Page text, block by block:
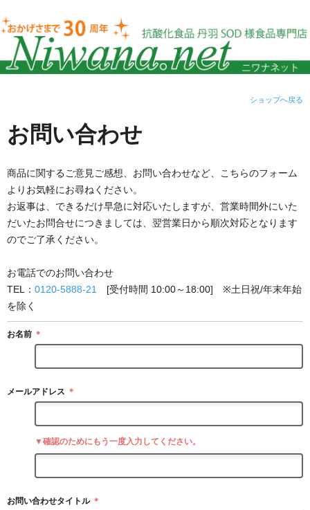
ショップへ戻る
お問い合わせ
商品に関するご意見ご感想、お問い合わせなど、こちらのフォーム
よりお気軽にお尋ねください。
お返事は、できるだけ早急に対応いたしますが、営業時間外にいた
だいたお問合せにつきましては、翌営業日から順次対応となります
のでご了承ください。
お電話でのお問い合わせ
TEL： 0120-5888-21 [受付時間 10:00～18:00] ※土日祝/年末年始
を除く
お名前 ＊
メールアドレス ＊
▼確認のためにもう一度入力してください。
お問い合わせタイトル ＊